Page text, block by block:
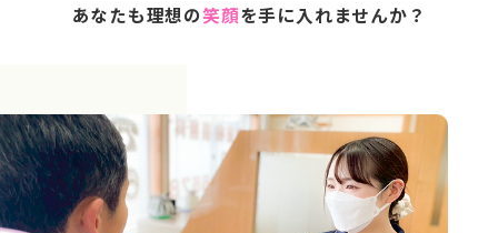
あなたも理想の笑顔を手に入れませんか？